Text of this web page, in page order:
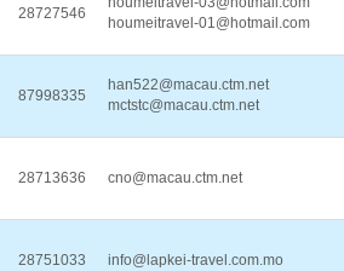
28727546
houmeitravel-01@hotmail.com
87998335
han522@macau.ctm.net
mctstc@macau.ctm.net
28713636 cno@macau.ctm.net
28751033 info@lapkei-travel.com.mo